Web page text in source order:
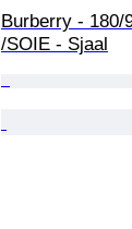
Burberry - 180/
/SOIE - Sjaal